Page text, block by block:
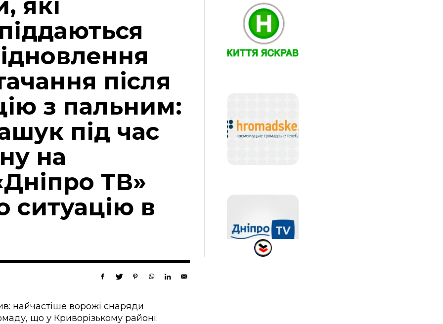
після
з пальним:
під час
на
ТВ»
ситуацію в
найчастіше ворожі снаряди
що у Криворізькому районі.